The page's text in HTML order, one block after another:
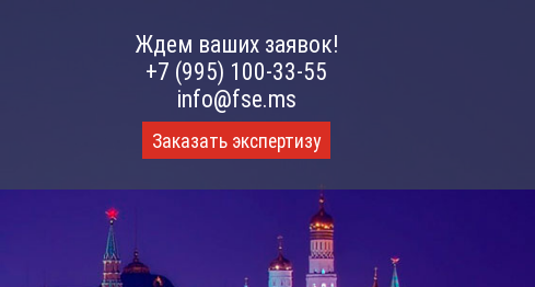
Ждем ваших заявок!
+7 (995) 100-33-55
info@fse.ms
Заказать экспертизу